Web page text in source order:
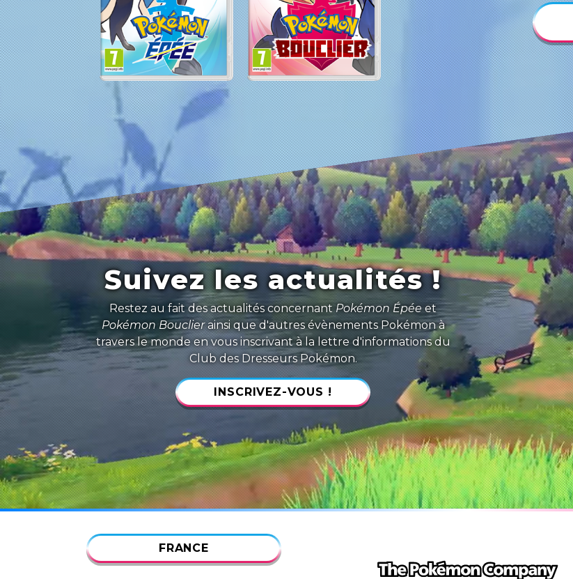
Suivez les actualités !
Restez au fait des actualités concernant Pokémon Épée et
Pokémon Bouclierainsi que d'autres évènements Pokémon à
travers le monde en vous inscrivant à la lettre d'informations du
Club des Dresseurs Pokémon.
INSCRIVEZ-VOUS !
FRANCE